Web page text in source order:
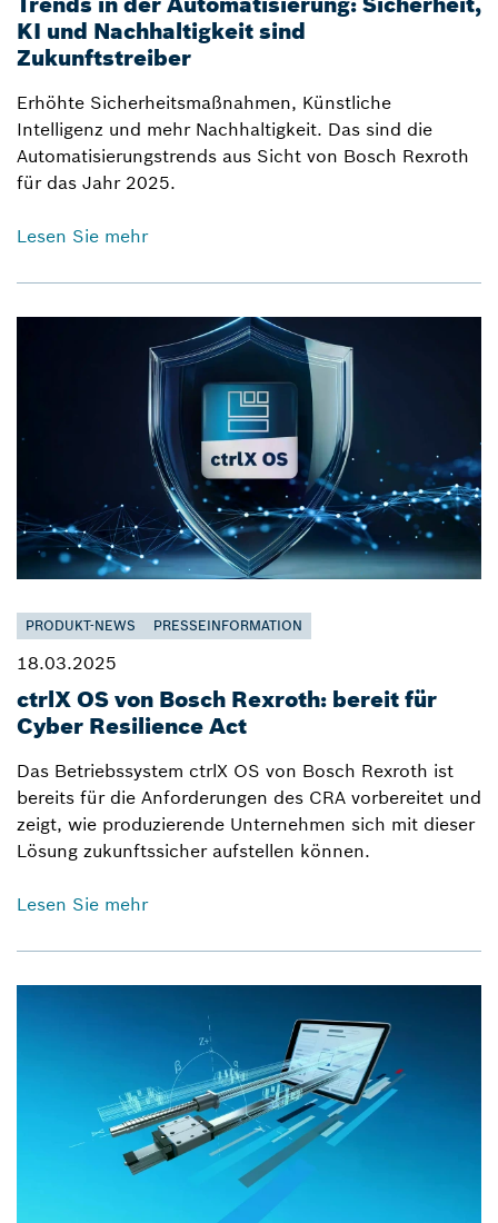
KI und Nachhaltigkeit sind
Zukunftstreiber
Erhöhte Sicherheitsmaßnahmen, Künstliche
Intelligenz und mehr Nachhaltigkeit. Das sind die
Automatisierungstrends aus Sicht von Bosch Rexroth
für das Jahr 2025.
Lesen Sie mehr
PRODUKT-NEWS PRESSEINFORMATION
18.03.2025
ctrlX OS von Bosch Rexroth: bereit für
Cyber Resilience Act
Das Betriebssystem ctrlX OS von Bosch Rexroth ist
bereits für die Anforderungen des CRA vorbereitet und
zeigt, wie produzierende Unternehmen sich mit dieser
Lösung zukunftssicher aufstellen können.
Lesen Sie mehr